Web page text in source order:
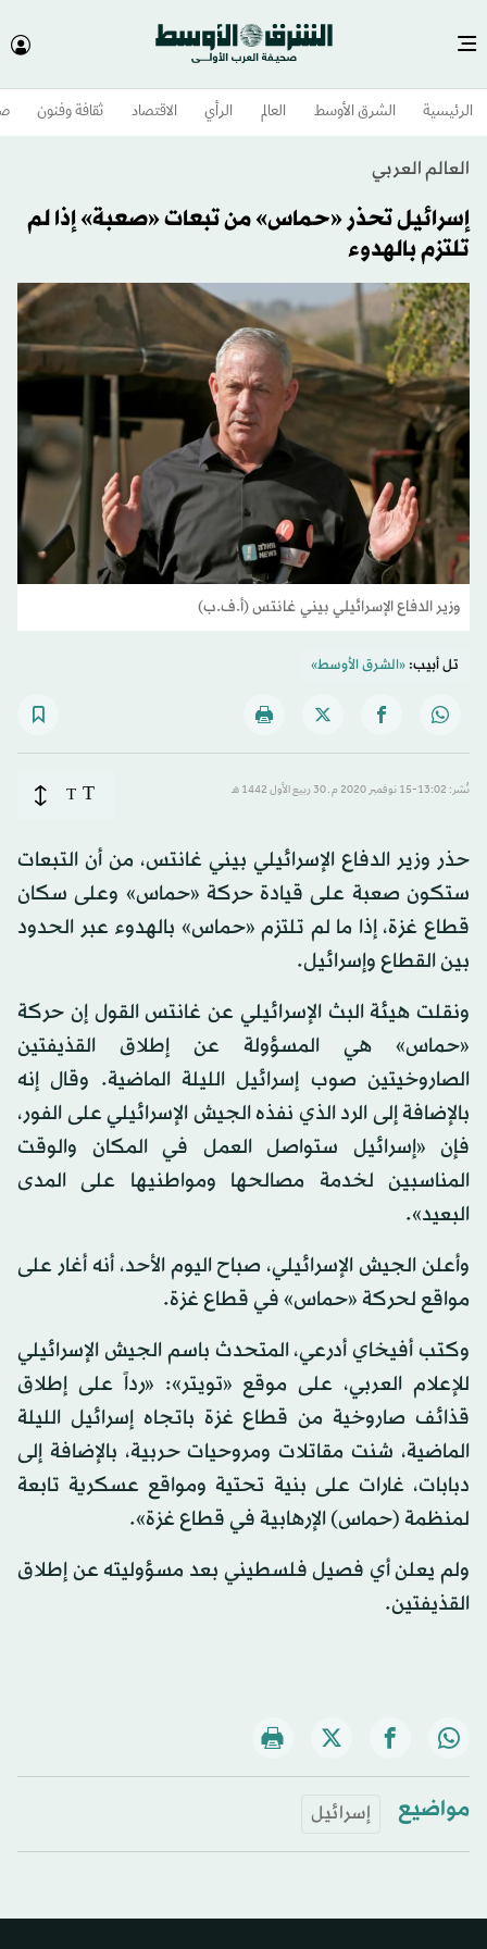
الرئيسية الشرق الأوسط​ العالم الرأي الاقتصاد ثقافة وفنون
العالم العربي
إسرائيل تحذر «حماس» من تبعات «صعبة» إذا لم
تلتزم بالهدوء
وزير الدفاع الإسرائيلي بيني غانتس (أ.ف.ب)
تل أبيب:«الشرق الأوسط»
نُشر: 13:02-15 نوفمبر 2020 م ـ 30 ربيع الأول 1442 هـ T
T
حذر وزير الدفاع الإسرائيلي بيني غانتس، من أن التبعات
ستكون صعبة على قيادة حركة «حماس» وعلى سكان
قطاع غزة، إذا ما لم تلتزم «حماس» بالهدوء عبر الحدود
بين القطاع وإسرائيل.
ونقلت هيئة البث الإسرائيلي عن غانتس القول إن حركة
«حماس» هي المسؤولة عن إطلاق القذيفتين
الصاروخيتين صوب إسرائيل الليلة الماضية. وقال إنه
بالإضافة إلى الرد الذي نفذه الجيش الإسرائيلي على الفور،
فإن «إسرائيل ستواصل العمل في المكان والوقت
المناسبين لخدمة مصالحها ومواطنيها على المدى
البعيد».
وأعلن الجيش الإسرائيلي، صباح اليوم الأحد، أنه أغار على
مواقع لحركة «حماس» في قطاع غزة.
وكتب أفيخاي أدرعي، المتحدث باسم الجيش الإسرائيلي
للإعلام العربي، على موقع «تويتر»: «رداً على إطلاق
قذائف صاروخية من قطاع غزة باتجاه إسرائيل الليلة
الماضية، شنت مقاتلات ومروحيات حربية، بالإضافة إلى
دبابات، غارات على بنية تحتية ومواقع عسكرية تابعة
لمنظمة (حماس) الإرهابية في قطاع غزة».
ولم يعلن أي فصيل فلسطيني بعد مسؤوليته عن إطلاق
القذيفتين.
مواضيع إسرائيل